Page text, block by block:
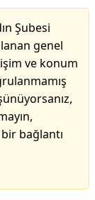
Şubesi
genel
ve konum
bağlantı